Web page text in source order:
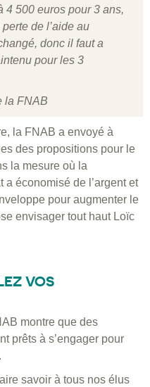
4 500 euros pour 3 ans,
de l’aide au
donc il faut a
pour les 3
la FNAB
la FNAB a envoyé à
des propositions pour le
la mesure où la
a économisé de l’argent et
pour augmenter le
envisager tout haut Loïc
VOS
montre que des
prêts à s’engager pour
savoir à tous nos élus